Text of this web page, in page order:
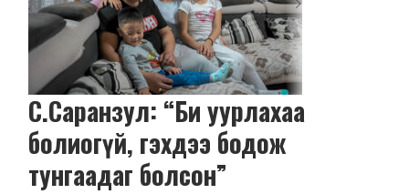
С.Саранзул: “Би уурлахаа
болиогүй, гэхдээ бодож
тунгаадаг болсон”